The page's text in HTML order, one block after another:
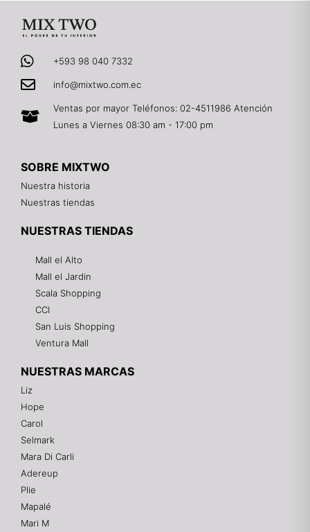
+593 98 040 7332
info@mixtwo.com.ec
Ventas por mayor Teléfonos: 02-4511986 Atención
Lunes a Viernes 08:30 am - 17:00 pm
SOBRE MIXTWO
Nuestra historia
Nuestras tiendas
NUESTRAS TIENDAS
Mall el Alto
Mall el Jardin
Scala Shopping
CCI
San Luis Shopping
Ventura Mall
NUESTRAS MARCAS
Liz
Hope
Carol
Selmark
Mara Di Carli
Adereup
Plie
Mapalé
Mari M
¡Hola! 👋
Gracias por visitarnos. Te asesoramos
personalmente con tu compra: tallas, envíos y
pagos.